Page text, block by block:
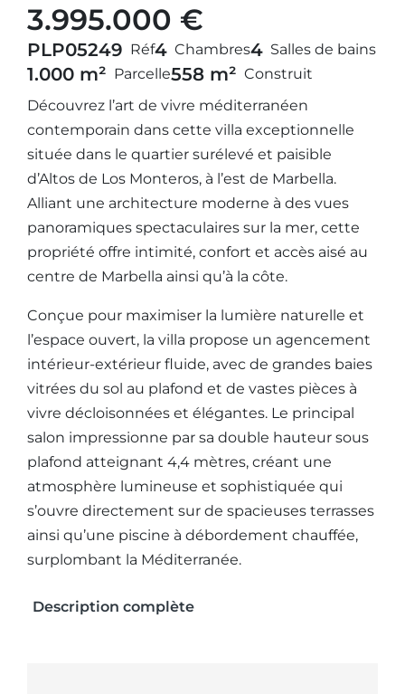
3.995.000 €
PLP05249 Réf4 Chambres4 Salles de bains
1.000 m² Parcelle558 m² Construit
Découvrez l’art de vivre méditerranéen
contemporain dans cette villa exceptionnelle
située dans le quartier surélevé et paisible
d’Altos de Los Monteros, à l’est de Marbella.
Alliant une architecture moderne à des vues
panoramiques spectaculaires sur la mer, cette
propriété offre intimité, confort et accès aisé au
centre de Marbella ainsi qu’à la côte.
Conçue pour maximiser la lumière naturelle et
l’espace ouvert, la villa propose un agencement
intérieur-extérieur fluide, avec de grandes baies
vitrées du sol au plafond et de vastes pièces à
vivre décloisonnées et élégantes. Le principal
salon impressionne par sa double hauteur sous
plafond atteignant 4,4 mètres, créant une
atmosphère lumineuse et sophistiquée qui
s’ouvre directement sur de spacieuses terrasses
ainsi qu’une piscine à débordement chauffée,
surplombant la Méditerranée.
Description complète